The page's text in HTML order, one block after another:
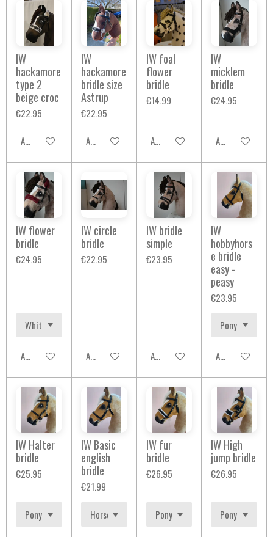
IW
hackamore
type 2
beige croc
€22.95
Add to cart
IW
hackamore
bridle size
Astrup
€22.95
Add to cart
IW foal
flower
bridle
€14.99
Add to cart
IW
micklem
bridle
€24.95
Add to cart
IW flower
bridle
€24.95
Add to cart
IW circle
bridle
€22.95
Add to cart
IW bridle
simple
€23.95
Add to cart
IW
hobbyhors
e bridle
easy -
peasy
€23.95
Add to cart
IW Halter
bridle
€25.95
IW Basic
english
bridle
€21.99
IW fur
bridle
€26.95
IW High
jump bridle
€26.95